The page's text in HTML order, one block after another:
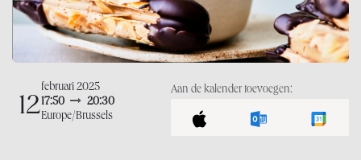
12
februari 2025
17:50
20:30
Europe/Brussels
Aan de kalender toevoegen: